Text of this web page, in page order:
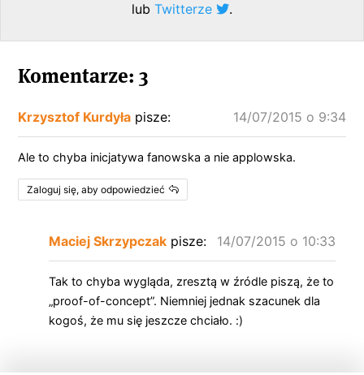
lub Twitterze .
Komentarze: 3
Krzysztof Kurdyła pisze: 14/07/2015 o 9:34
Ale to chyba inicjatywa fanowska a nie applowska.
Zaloguj się, aby odpowiedzieć
Maciej Skrzypczak pisze: 14/07/2015 o 10:33
Tak to chyba wygląda, zresztą w źródle piszą, że to
„proof-of-concept”. Niemniej jednak szacunek dla
kogoś, że mu się jeszcze chciało. :)